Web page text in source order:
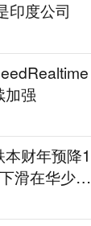
印度公司
加强
财年预降1
滑在华少卖